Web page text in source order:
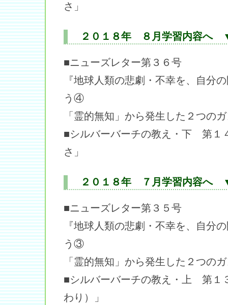
さ」
２０１８年 ８月学習内容へ
■ニューズレター第３６号
『地球人類の悲劇・不幸を、自分
う④
「霊的無知」から発生した２つの
■シルバーバーチの教え・下 第１
さ」
２０１８年 ７月学習内容へ
■ニューズレター第３５号
『地球人類の悲劇・不幸を、自分
う③
「霊的無知」から発生した２つの
■シルバーバーチの教え・上 第１
わり）」